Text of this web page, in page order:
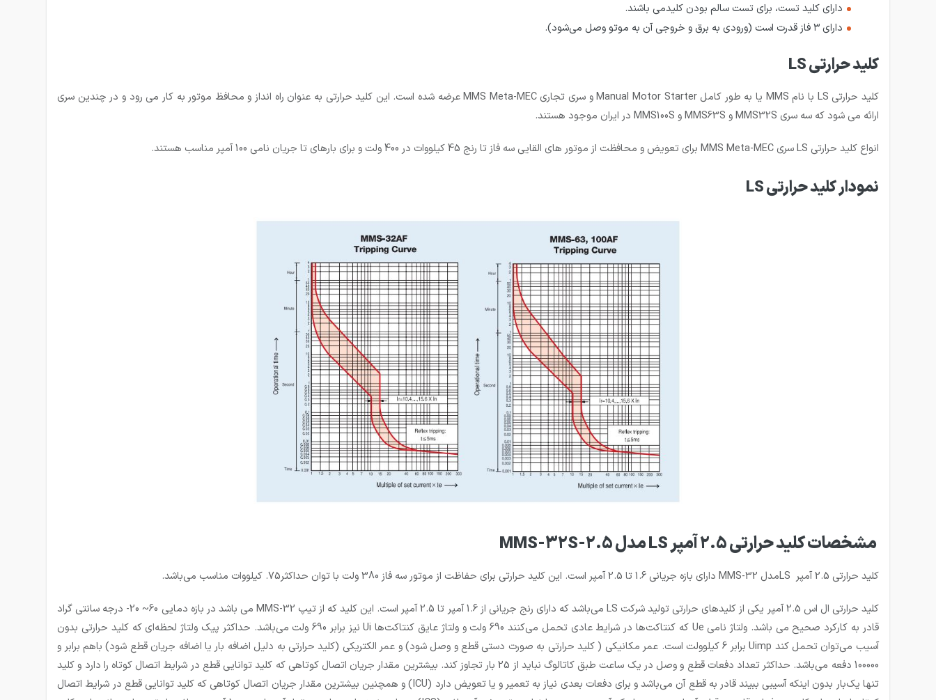
دارای کلید تست، برای تست سالم بودن کلیدمی باشند.
دارای ۳ فاز قدرت است (ورودی به برق و خروجی آن به موتو وصل می‌شود).
کلید حرارتی LS
کلید حرارتی LS با نام MMS یا به طور کامل Manual Motor Starter و سری تجاری MMS Meta-MEC عرضه شده است. این کلید حرارتی به عنوان راه انداز و محافظ موتور به کار می رود و در چندین سری
ارائه می شود که سه سری MMS32S و MMS63S و MMS100S در ایران موجود هستند.
انواع کلید حرارتی LS سری MMS Meta-MEC برای تعویض و محافظت از موتور های القایی سه فاز تا رنج 45 کیلووات در 400 ولت و برای بارهای تا جریان نامی 100 آمپر مناسب هستند.
نمودار کلید حرارتی LS
مشخصات کلید حرارتی 2.5 آمپر LS مدل MMS-32S-2.5
کلید حرارتی 2.5 آمپر LSمدل MMS-32 دارای بازه جریانی 1.6 تا 2.5 آمپر است. این کلید حرارتی برای حفاظت از موتور سه فاز 380 ولت با توان حداکثر75. کیلووات مناسب می‌باشد.
کلید حرارتی ال اس 2.5 آمپر یکی از کلیدهای حرارتی تولید شرکت LS می‌باشد که دارای رنج جریانی از 1.6 آمپر تا 2.5 آمپر است. این کلید که از تیپ MMS-32 می باشد در بازه دمایی 60~ 20- درجه سانتی گراد
قادر به کارکرد صحیح می باشد. ولتاژ نامی Ue که کنتاکت‌ها در شرایط عادی تحمل می‌کنند 690 ولت و ولتاژ عایق کنتاکت‌ها Ui نیز برابر 690 ولت می‌باشد. حداکثر پيک ولتاژ لحظه‌ای كه کلید حرارتی بدون
آسیب می‌توان تحمل كند Uimp برابر 6 کیلوولت است. عمر مکانیکی ( کلید حرارتی به صورت دستی قطع و وصل شود) و عمر الکتریکی (کلید حرارتی به دلیل اضافه بار یا اضافه جریان قطع شود) باهم برابر و
100000 دفعه می‌باشد. حداکثر تعداد دفعات قطع و وصل در یک ساعت طبق کاتالوگ نباید از 25 بار تجاوز کند. بیشترین مقدار جریان اتصال کوتاهی که کلید توانایی قطع در شرایط اتصال کوتاه را دارد و کلید
تنها یک‌بار بدون اینکه آسیبی ببیند قادر به قطع آن می‌باشد و برای دفعات بعدی نیاز به تعمیر و یا تعویض دارد (ICU) و همچنین بیشترین مقدار جریان اتصال کوتاهی که کلید توانایی قطع در شرایط اتصال